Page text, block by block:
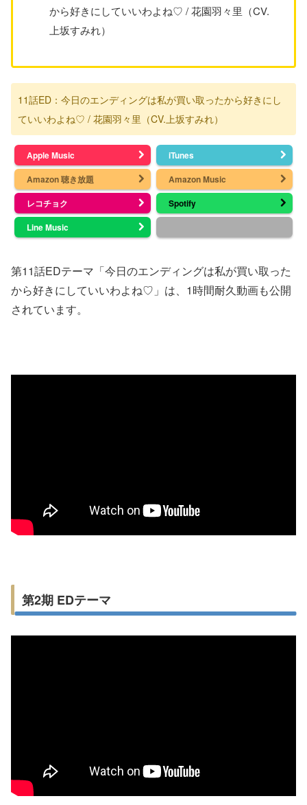
から好きにしていいわよね♡ / 花園羽々里（CV.
上坂すみれ）
11話ED：今日のエンディングは私が買い取ったから好きにし
ていいわよね♡ / 花園羽々里（CV.上坂すみれ）
Apple Music
iTunes
Amazon 聴き放題
Amazon Music
レコチョク
Spotify
Line Music
第11話EDテーマ「今日のエンディングは私が買い取った
から好きにしていいわよね♡」は、1時間耐久動画も公開
されています。
第2期 EDテーマ